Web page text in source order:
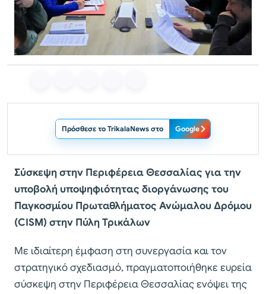
Πρόσθεσε το TrikalaNews στο Google
Σύσκεψη στην Περιφέρεια Θεσσαλίας για την
υποβολή υποψηφιότητας διοργάνωσης του
Παγκοσμίου Πρωταθλήματος Ανώμαλου Δρόμου
(CISM) στην Πύλη Τρικάλων
Με ιδιαίτερη έμφαση στη συνεργασία και τον
στρατηγικό σχεδιασμό, πραγματοποιήθηκε ευρεία
σύσκεψη στην Περιφέρεια Θεσσαλίας ενόψει της